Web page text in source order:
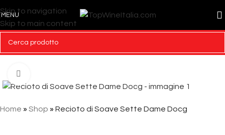
Skip to navigation
Skip to main content
MENU
Home » Shop » Recioto di Soave Sette Dame Docg